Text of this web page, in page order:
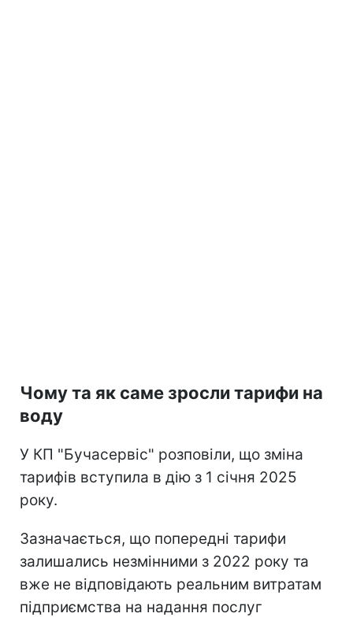
Чому та як саме зросли тарифи на
воду
У КП "Бучасервіс" розповіли, що зміна
тарифів вступила в дію з 1 січня 2025
року.
Зазначається, що попередні тарифи
залишались незмінними з 2022 року та
вже не відповідають реальним витратам
підприємства на надання послуг